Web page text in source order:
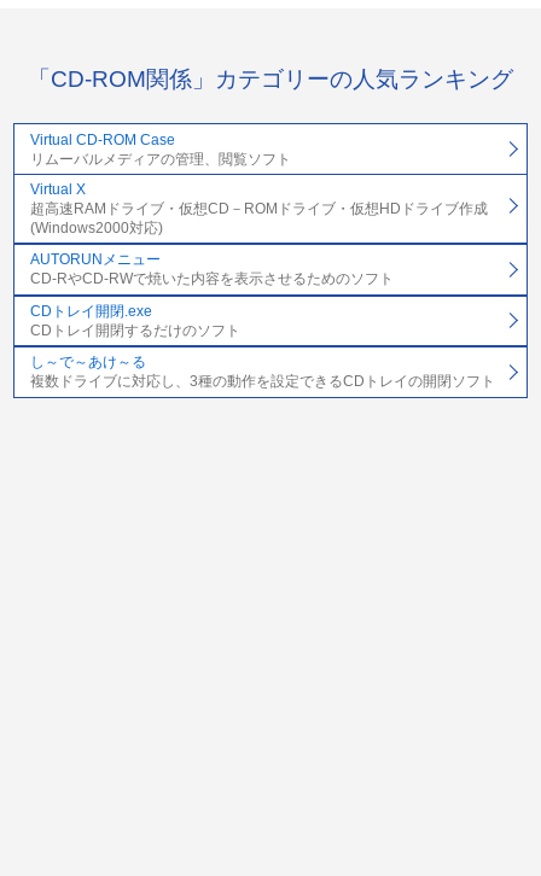
「CD-ROM関係」カテゴリーの人気ランキング
Virtual CD-ROM Case
リムーバルメディアの管理、閲覧ソフト
Virtual X
超高速RAMドライブ・仮想CD－ROMドライブ・仮想HDドライブ作成
(Windows2000対応)
AUTORUNメニュー
CD-RやCD-RWで焼いた内容を表示させるためのソフト
CDトレイ開閉.exe
CDトレイ開閉するだけのソフト
し～で～あけ～る
複数ドライブに対応し、3種の動作を設定できるCDトレイの開閉ソフト